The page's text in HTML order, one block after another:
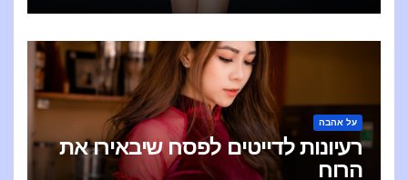
על אהבה
רעיונות לדייטים לפסח שיבאירו את
הרוח